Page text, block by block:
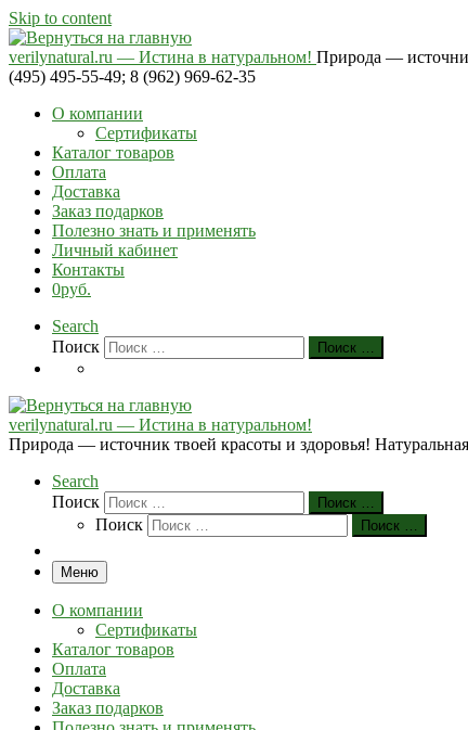
Skip to content
verilynatural.ru — Истина в натуральном! Природа —
(495) 495-55-49; 8 (962) 969-62-35
О компании
Сертификаты
Каталог товаров
Оплата
Доставка
Заказ подарков
Полезно знать и применять
Личный кабинет
Контакты
0руб.
Search
Поиск
Поиск …
verilynatural.ru — Истина в натуральном!
Природа — источник твоей красоты и здоровья!
Search
Поиск
Поиск …
Поиск Поиск …
Меню
О компании
Сертификаты
Каталог товаров
Оплата
Доставка
Заказ подарков